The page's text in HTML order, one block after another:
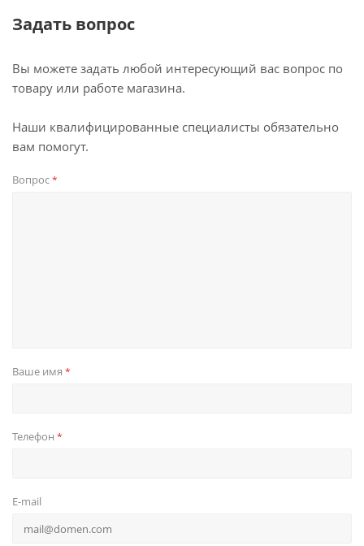
Задать вопрос
Вы можете задать любой интересующий вас вопрос по
товару или работе магазина.
Наши квалифицированные специалисты обязательно
вам помогут.
Вопрос*
Ваше имя *
Телефон *
E-mail